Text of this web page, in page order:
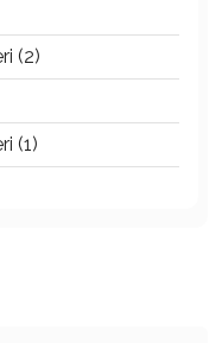
(2)
(1)
İşi Yapsa